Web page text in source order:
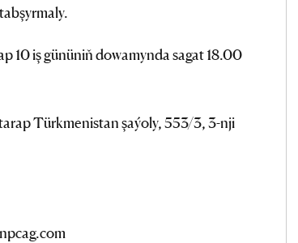
10 iş gününiň dowamynda sagat 18.00
Türkmenistan şaýoly, 553/3, 3-nji